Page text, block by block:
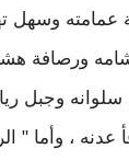
عمامته وسهل
ورصافة
سلوانه وجبل
عدنه ، وأما